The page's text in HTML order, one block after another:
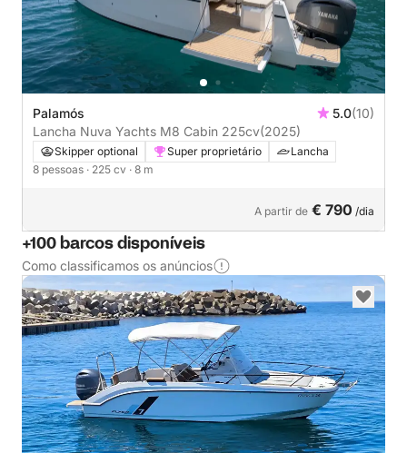
Palamós 5.0(10)
Lancha Nuva Yachts M8 Cabin 225cv(2025)
Skipper optional Super proprietário
Lancha
8 pessoas · 225 cv · 8 m
A partir de € 790 /dia
+100 barcos disponíveis
Como classificamos os anúncios